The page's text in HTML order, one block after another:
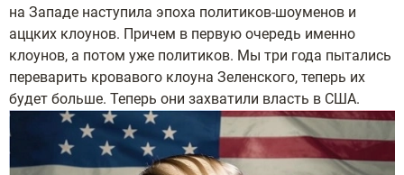
на Западе наступила эпоха политиков-шоуменов и
аццких клоунов. Причем в первую очередь именно
клоунов, а потом уже политиков. Мы три года пытались
переварить кровавого клоуна Зеленского, теперь их
будет больше. Теперь они захватили власть в США.